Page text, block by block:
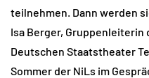
teilnehmen. Dann werden
Isa Berger, Gruppenleiterin
Deutschen Staatstheater
Sommer der NiLs im